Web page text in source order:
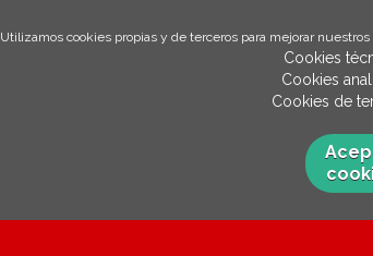
Utilizamos cookies propias y de terceros para mejorar
Cookies
Cookies
Cookies de